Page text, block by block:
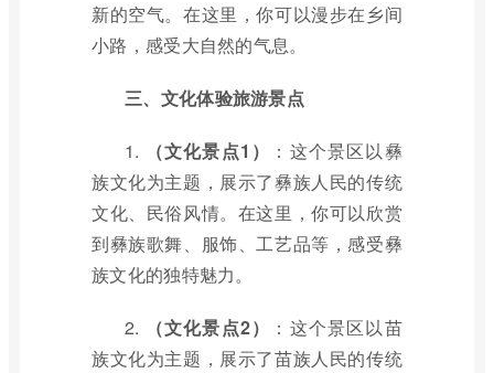
新的空气。在这里，你可以漫步在乡间
小路，感受大自然的气息。
三、文化体验旅游景点
1. （文化景点1）
：这个景区以彝
族文化为主题，展示了彝族人民的传统
文化、民俗风情。在这里，你可以欣赏
到彝族歌舞、服饰、工艺品等，感受彝
族文化的独特魅力。
2. （文化景点2）
：这个景区以苗
族文化为主题，展示了苗族人民的传统